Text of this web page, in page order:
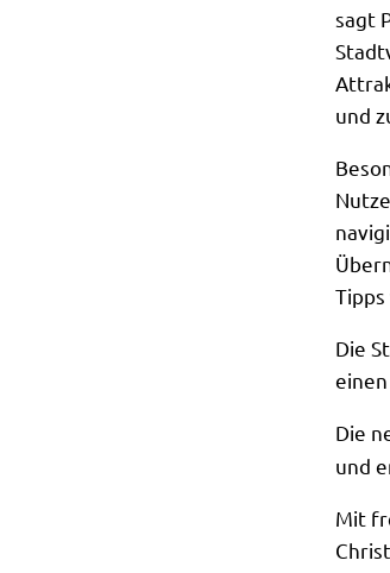
sagt
und
Die
Die
und
Mit